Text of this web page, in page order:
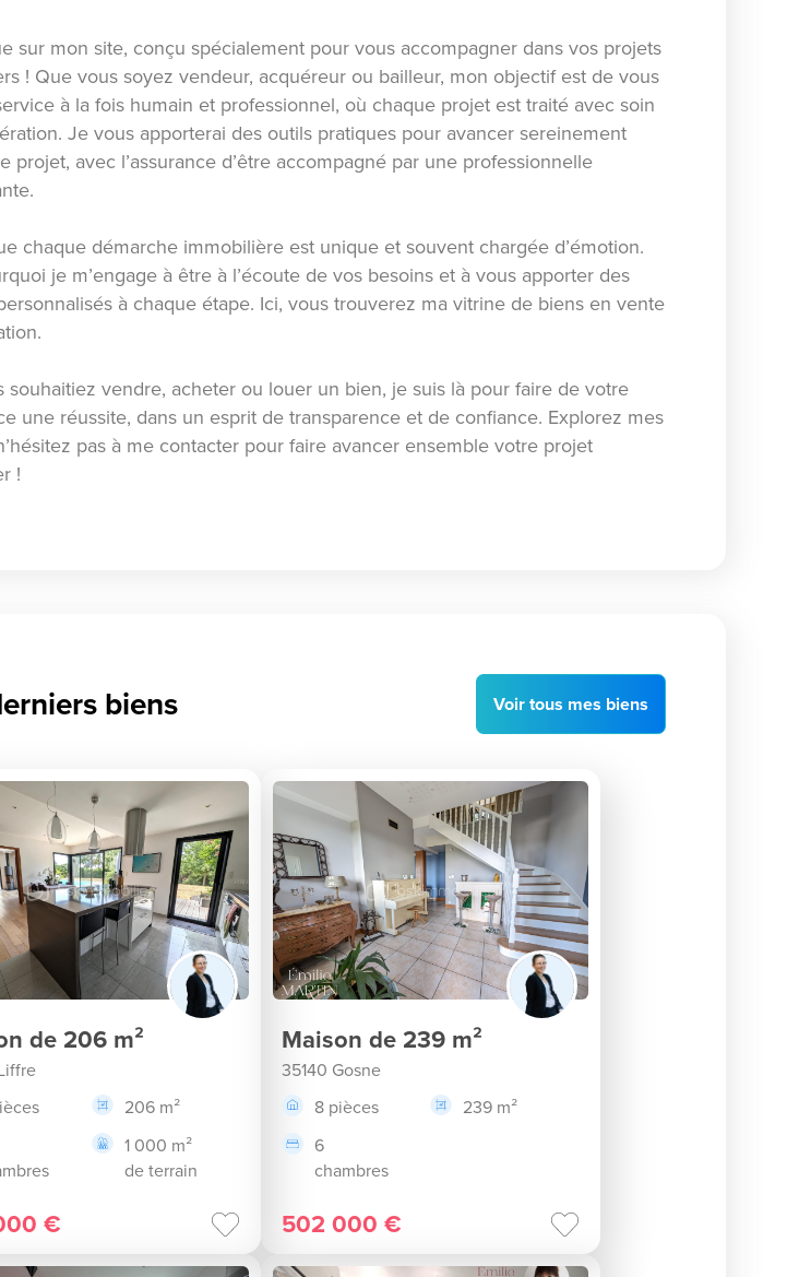
sur mon site, conçu spécialement pour vous accompagner dans vos projets
! Que vous soyez vendeur, acquéreur ou bailleur, mon objectif est de vous
à la fois humain et professionnel, où chaque projet est traité avec soin
Je vous apporterai des outils pratiques pour avancer sereinement
projet, avec l’assurance d’être accompagné par une professionnelle
chaque démarche immobilière est unique et souvent chargée d’émotion.
je m’engage à être à l’écoute de vos besoins et à vous apporter des
à chaque étape. Ici, vous trouverez ma vitrine de biens en vente
souhaitiez vendre, acheter ou louer un bien, je suis là pour faire de votre
une réussite, dans un esprit de transparence et de confiance. Explorez mes
pas à me contacter pour faire avancer ensemble votre projet
!
biens Voirtous mes biens
de 206 m²
206 m²
1 000 m²
de terrain
€
Maison de 239 m²
35140 Gosne
8 pièces
239 m²
6
chambres
502 000 €